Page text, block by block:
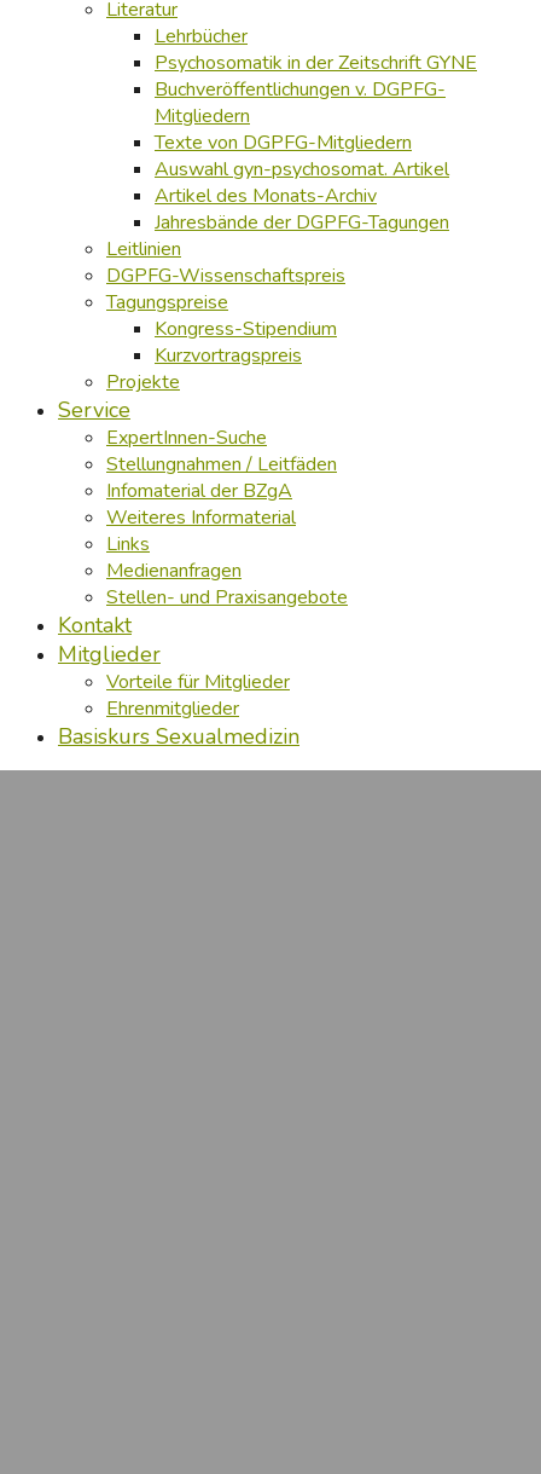
Literatur
Lehrbücher
Psychosomatik in der Zeitschrift GYNE
Buchveröffentlichungen v. DGPFG-
Mitgliedern
Texte von DGPFG-Mitgliedern
Auswahl gyn-psychosomat. Artikel
Artikel des Monats-Archiv
Jahresbände der DGPFG-Tagungen
Leitlinien
DGPFG-Wissenschaftspreis
Tagungspreise
Kongress-Stipendium
Kurzvortragspreis
Projekte
Service
ExpertInnen-Suche
Stellungnahmen / Leitfäden
Infomaterial der BZgA
Weiteres Informaterial
Links
Medienanfragen
Stellen- und Praxisangebote
Kontakt
Mitglieder
Vorteile für Mitglieder
Ehrenmitglieder
Basiskurs Sexualmedizin